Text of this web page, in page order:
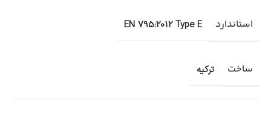
استاندارد EN 795:2012 Type E
ساخت ترکیه